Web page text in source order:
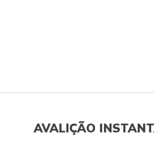
AVALIÇÃO